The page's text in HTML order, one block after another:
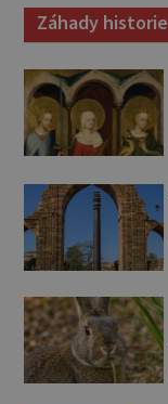
Záhady historie